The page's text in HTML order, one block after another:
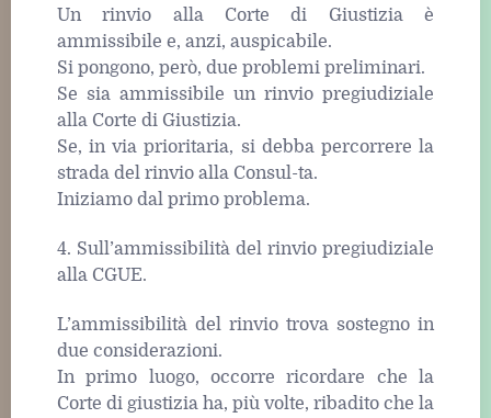
Un rinvio alla Corte di Giustizia è
ammissibile e, anzi, auspicabile.
Si pongono, però, due problemi preliminari.
Se sia ammissibile un rinvio pregiudiziale
alla Corte di Giustizia.
Se, in via prioritaria, si debba percorrere la
strada del rinvio alla Consul-ta.
Iniziamo dal primo problema.
4. Sull’ammissibilità del rinvio pregiudiziale
alla CGUE.
L’ammissibilità del rinvio trova sostegno in
due considerazioni.
In primo luogo, occorre ricordare che la
Corte di giustizia ha, più volte, ribadito che la